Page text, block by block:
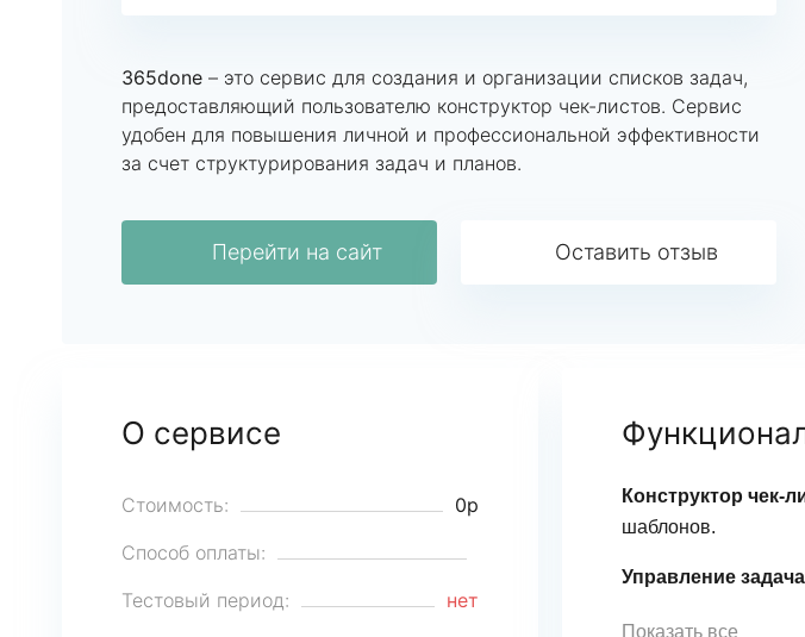
365done – это сервис для создания и организации списков задач,
предоставляющий пользователю конструктор чек-листов. Сервис
удобен для повышения личной и профессиональной эффективности
за счет структурирования задач и планов.
Перейти на сайт Оставить отзыв
О сервисе
Стоимость:
0р
Способ оплаты:
Тестовый период:
нет
Конструктор чек-
шаблонов.
Управление
Показать все